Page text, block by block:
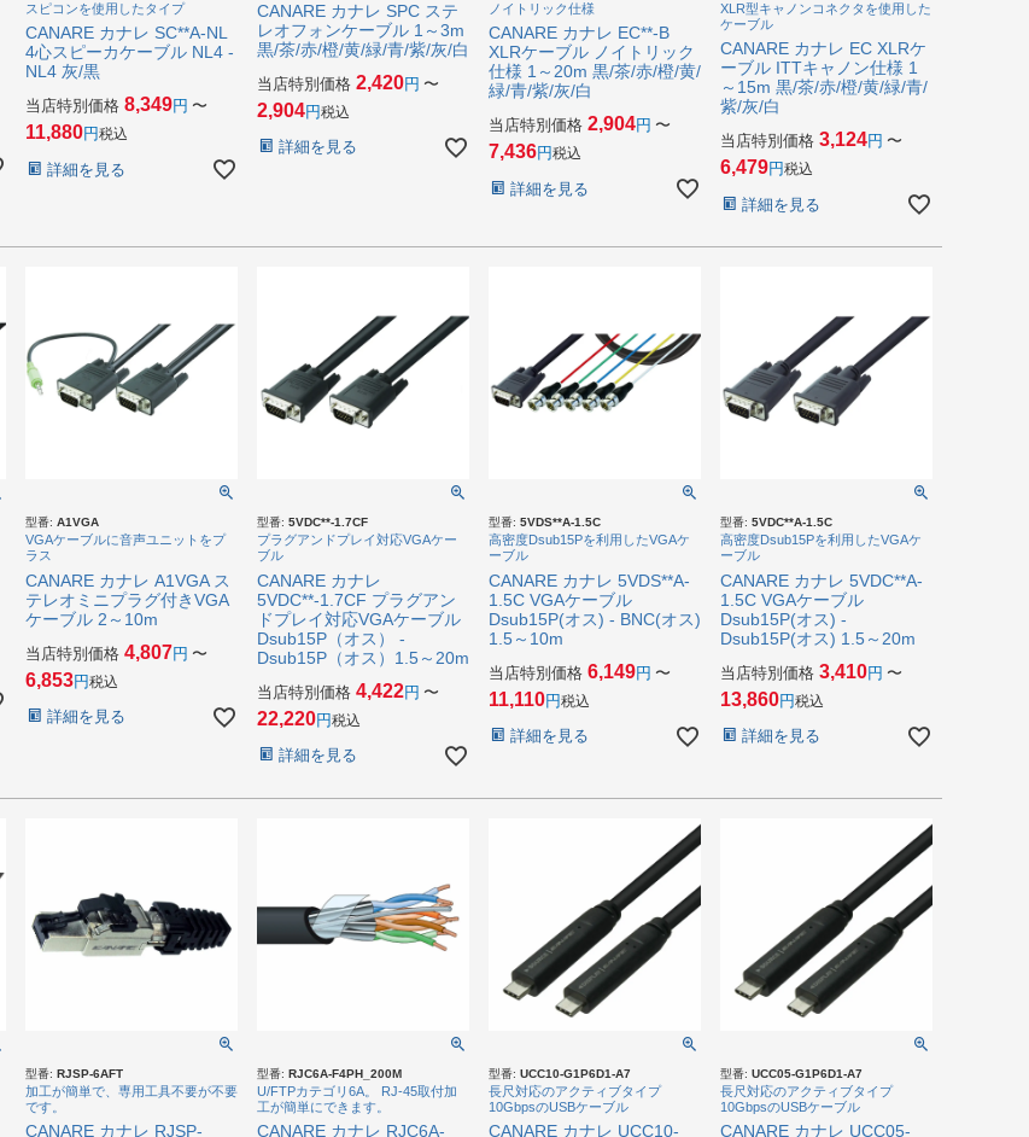
スピコンを使用したタイプ
CANARE カナレ SC**A-NL
4心スピーカケーブル NL4 -
NL4 灰/黒
当店特別価格 8,349 〜
11,880 税込
詳細を見る
CANARE カナレ SPC ステ
レオフォンケーブル 1～3m
黒/茶/赤/橙/黄/緑/青/紫/灰/白
当店特別価格 2,420 〜
2,904 税込
詳細を見る
ノイトリック仕様
CANARE カナレ EC**-B
XLRケーブル ノイトリック
仕様 1～20m 黒/茶/赤/橙/黄/
緑/青/紫/灰/白
当店特別価格 2,904 〜
7,436 税込
詳細を見る
XLR型キャノンコネクタを使用した
ケーブル
CANARE カナレ EC XLRケ
ーブル ITTキャノン仕様 1
～15m 黒/茶/赤/橙/黄/緑/青/
紫/灰/白
当店特別価格 3,124 〜
6,479 税込
詳細を見る
型番: A1VGA
VGAケーブルに音声ユニットをプ
ラス
CANARE カナレ A1VGA ス
テレオミニプラグ付きVGA
ケーブル 2～10m
当店特別価格 4,807 〜
6,853 税込
詳細を見る
型番: 5VDC**-1.7CF
プラグアンドプレイ対応VGAケー
ブル
CANARE カナレ
5VDC**-1.7CF プラグアン
ドプレイ対応VGAケーブル
Dsub15P（オス） -
Dsub15P（オス）1.5～20m
当店特別価格 4,422 〜
22,220 税込
詳細を見る
型番: 5VDS**A-1.5C
高密度Dsub15Pを利用したVGAケ
ーブル
CANARE カナレ 5VDS**A-
1.5C VGAケーブル
Dsub15P(オス) - BNC(オス)
1.5～10m
当店特別価格 6,149 〜
11,110 税込
詳細を見る
型番: 5VDC**A-1.5C
高密度Dsub15Pを利用したVGAケ
ーブル
CANARE カナレ 5VDC**A-
1.5C VGAケーブル
Dsub15P(オス) -
Dsub15P(オス) 1.5～20m
当店特別価格 3,410 〜
13,860 税込
詳細を見る
型番: RJSP-6AFT
加工が簡単で、専用工具不要が不要
です。
CANARE カナレ RJSP-
型番: RJC6A-F4PH_200M
U/FTPカテゴリ6A。 RJ-45取付加
工が簡単にできます。
CANARE カナレ RJC6A-
型番: UCC10-G1P6D1-A7
長尺対応のアクティブタイプ
10GbpsのUSBケーブル
CANARE カナレ UCC10-
型番: UCC05-G1P6D1-A7
長尺対応のアクティブタイプ
10GbpsのUSBケーブル
CANARE カナレ UCC05-